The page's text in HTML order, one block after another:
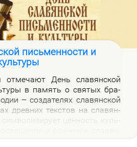
письменности и
День сла­вян­ской
в па­мять о свя­тых бра­
– со­зда­те­лях сла­вян­ской
древ­них тек­стов на сла­вян­